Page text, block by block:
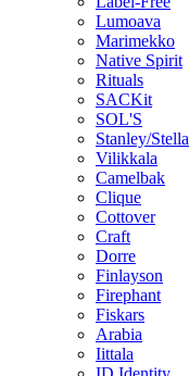
Lumoava
Marimekko
Native Spirit
Rituals
SACKit
SOL'S
Stanley/Stella
Vilikkala
Camelbak
Clique
Cottover
Craft
Dorre
Finlayson
Firephant
Fiskars
Arabia
Iittala